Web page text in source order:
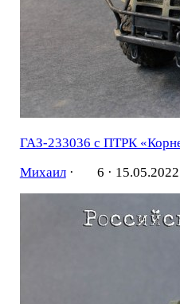
ГАЗ-233036 с ПТРК
Михаил· 6 ·